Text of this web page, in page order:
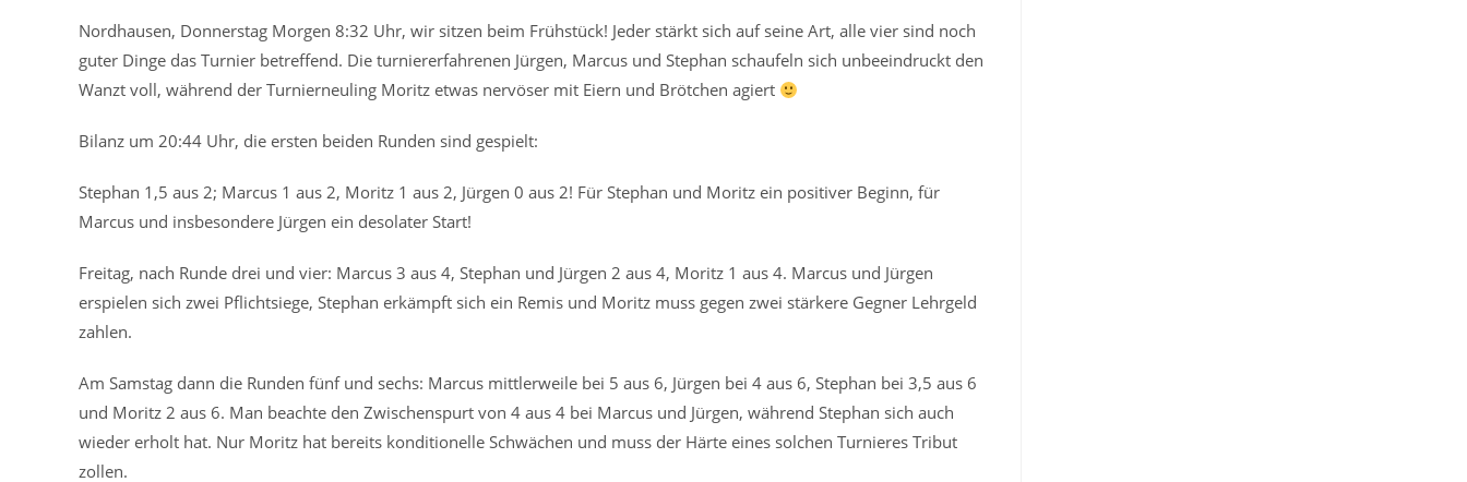
Nordhausen, Donnerstag Morgen 8:32 Uhr, wir sitzen beim Frühstück! Jeder stärkt sich auf seine Art, alle vier sind noch
guter Dinge das Turnier betreffend. Die turniererfahrenen Jürgen, Marcus und Stephan schaufeln sich unbeeindruckt den
Wanzt voll, während der Turnierneuling Moritz etwas nervöser mit Eiern und Brötchen agiert
Bilanz um 20:44 Uhr, die ersten beiden Runden sind gespielt:
Stephan 1,5 aus 2; Marcus 1 aus 2, Moritz 1 aus 2, Jürgen 0 aus 2! Für Stephan und Moritz ein positiver Beginn, für
Marcus und insbesondere Jürgen ein desolater Start!
Freitag, nach Runde drei und vier: Marcus 3 aus 4, Stephan und Jürgen 2 aus 4, Moritz 1 aus 4. Marcus und Jürgen
erspielen sich zwei Pflichtsiege, Stephan erkämpft sich ein Remis und Moritz muss gegen zwei stärkere Gegner Lehrgeld
zahlen.
Am Samstag dann die Runden fünf und sechs: Marcus mittlerweile bei 5 aus 6, Jürgen bei 4 aus 6, Stephan bei 3,5 aus 6
und Moritz 2 aus 6. Man beachte den Zwischenspurt von 4 aus 4 bei Marcus und Jürgen, während Stephan sich auch
wieder erholt hat. Nur Moritz hat bereits konditionelle Schwächen und muss der Härte eines solchen Turnieres Tribut
zollen.